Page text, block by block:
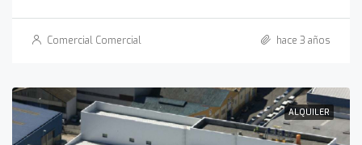
Comercial Comercial hace 3 años
ALQUILER